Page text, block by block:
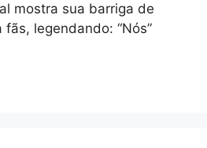
mostra sua barriga de
legendando: “Nós”